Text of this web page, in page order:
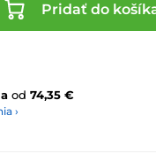
Pridať do
od 74,35 €
›